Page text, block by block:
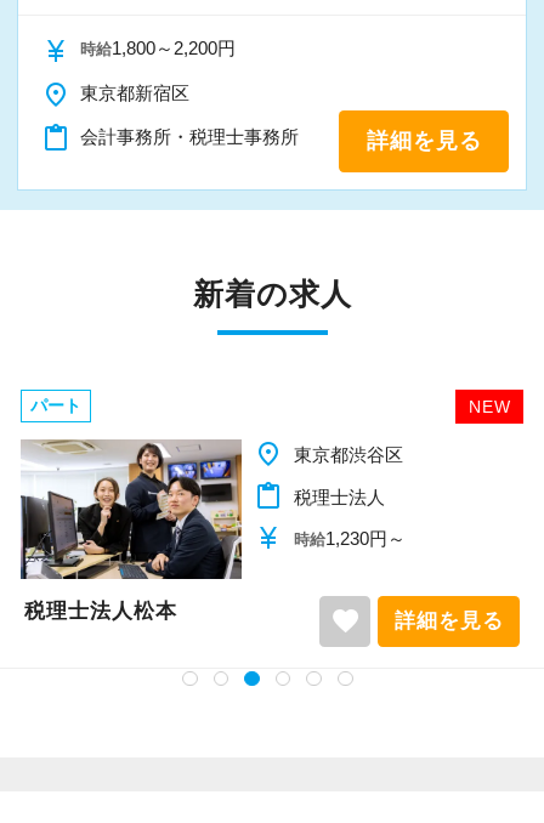
currency_yen 時給1,800～2,200円
place 東京都新宿区
content_paste 会計事務所・税理士事務所 詳細を見る
新着の求人
NEW
パート
place 千葉県柏市
content_paste 税理士法人
currency_yen 時給1,140円～
税理士法人松本 favorite 詳細を見る